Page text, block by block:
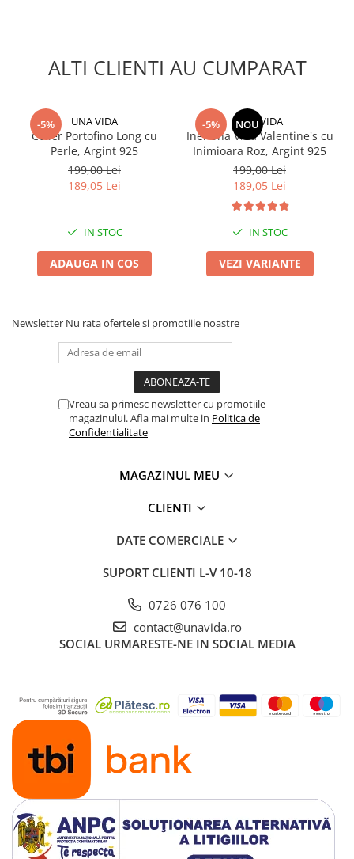
ALTI CLIENTI AU CUMPARAT
-5% UNA VIDA
Colier Portofino Long cu
Perle, Argint 925
199,00 Lei
189,05 Lei
IN STOC
ADAUGA IN COS
-5% NOU
UNA VIDA
Inel Una Vida Valentine's cu
Inimioara Roz, Argint 925
199,00 Lei
189,05 Lei
IN STOC
VEZI VARIANTE
Newsletter Nu rata ofertele si promotiile noastre
Vreau sa primesc newsletter cu promotiile
magazinului. Afla mai multe in Politica de
Confidentialitate
MAGAZINUL MEU
CLIENTI
DATE COMERCIALE
SUPORT CLIENTI L-V 10-18
0726 076 100
contact@unavida.ro
SOCIAL URMARESTE-NE IN SOCIAL MEDIA